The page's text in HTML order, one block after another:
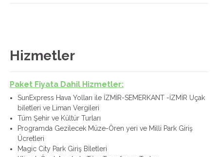
Hizmetler
Paket Fiyata Dahil Hizmetler:
SunExpress Hava Yolları ile İZMİR-SEMERKANT -İZMİR Uçak
biletleri ve Liman Vergileri
Tüm Şehir ve Kültür Turları
Programda Gezilecek Müze-Ören yeri ve Milli Park Giriş
Ücretleri
Magic City Park Giriş Bİletleri